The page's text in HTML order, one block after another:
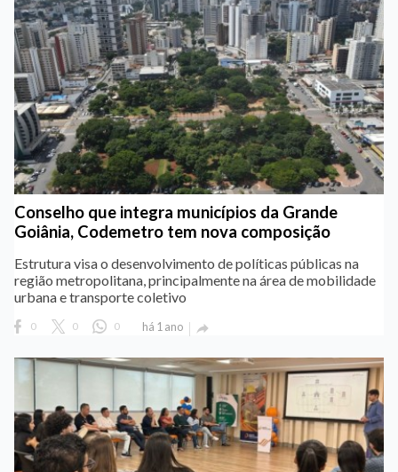
Conselho que integra municípios da Grande
Goiânia, Codemetro tem nova composição
Estrutura visa o desenvolvimento de políticas públicas na
região metropolitana, principalmente na área de mobilidade
urbana e transporte coletivo
0 0 0 há 1 ano 